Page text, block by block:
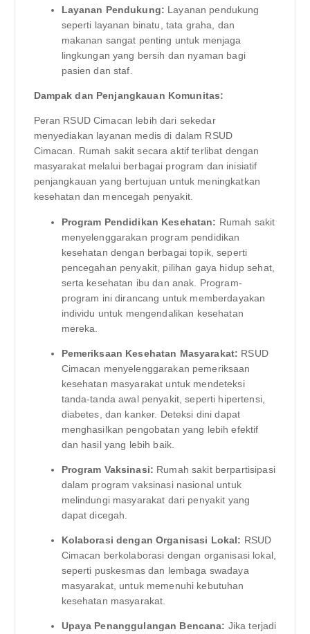
Layanan Pendukung: Layanan pendukung
seperti layanan binatu, tata graha, dan
makanan sangat penting untuk menjaga
lingkungan yang bersih dan nyaman bagi
pasien dan staf.
Dampak dan Penjangkauan Komunitas:
Peran RSUD Cimacan lebih dari sekedar
menyediakan layanan medis di dalam RSUD
Cimacan. Rumah sakit secara aktif terlibat dengan
masyarakat melalui berbagai program dan inisiatif
penjangkauan yang bertujuan untuk meningkatkan
kesehatan dan mencegah penyakit.
Program Pendidikan Kesehatan: Rumah sakit
menyelenggarakan program pendidikan
kesehatan dengan berbagai topik, seperti
pencegahan penyakit, pilihan gaya hidup sehat,
serta kesehatan ibu dan anak. Program-
program ini dirancang untuk memberdayakan
individu untuk mengendalikan kesehatan
mereka.
Pemeriksaan Kesehatan Masyarakat: RSUD
Cimacan menyelenggarakan pemeriksaan
kesehatan masyarakat untuk mendeteksi
tanda-tanda awal penyakit, seperti hipertensi,
diabetes, dan kanker. Deteksi dini dapat
menghasilkan pengobatan yang lebih efektif
dan hasil yang lebih baik.
Program Vaksinasi: Rumah sakit berpartisipasi
dalam program vaksinasi nasional untuk
melindungi masyarakat dari penyakit yang
dapat dicegah.
Kolaborasi dengan Organisasi Lokal: RSUD
Cimacan berkolaborasi dengan organisasi lokal,
seperti puskesmas dan lembaga swadaya
masyarakat, untuk memenuhi kebutuhan
kesehatan masyarakat.
Upaya Penanggulangan Bencana: Jika terjadi